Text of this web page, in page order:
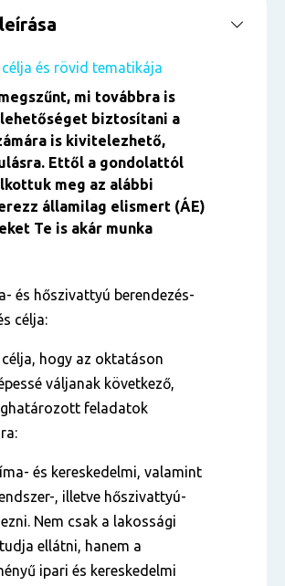
és rövid tematikája
mi továbbra is
biztosítani a
is kivitelezhető,
Ettől a gondolattól
meg az alábbi
államilag elismert (ÁE)
Te is akár munka
és hőszivattyú berendezés-
célja:
hogy az oktatáson
váljanak következő,
feladatok
és kereskedelmi, valamint
, illetve hőszivattyú-
Nem csak a lakossági
ellátni, hanem a
ipari és kereskedelmi